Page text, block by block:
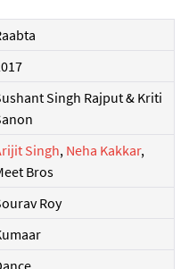
Singh Rajput & Kriti
Singh, Neha Kakkar,
Bros
Roy